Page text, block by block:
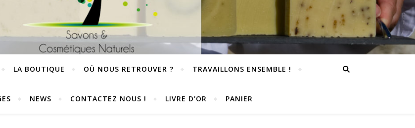
LA BOUTIQUE OÙ NOUS RETROUVER ? TRAVAILLONS ENSEMBLE !
NEWS CONTACTEZ NOUS ! LIVRE D’OR PANIER